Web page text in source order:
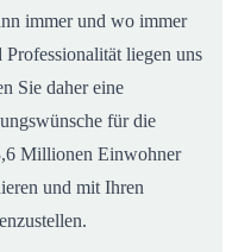
immer und wo immer
liegen uns
Sie daher eine
für die
Millionen Einwohner
und mit Ihren